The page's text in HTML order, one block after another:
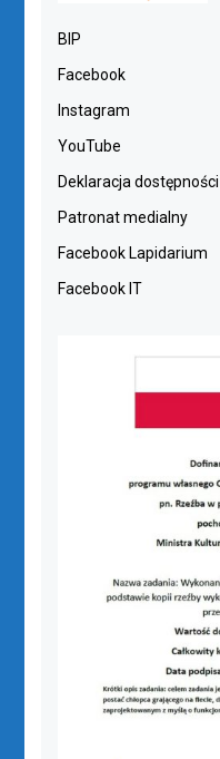
BIP
Facebook
Instagram
YouTube
Deklaracja dostępności
Patronat medialny
Facebook Lapidarium
Facebook IT